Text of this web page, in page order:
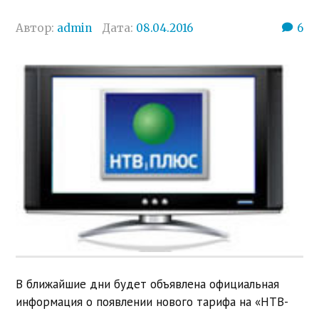
Автор: admin Дата: 08.04.2016 6
В ближайшие дни будет объявлена официальная
информация о появлении нового тарифа на «НТВ-